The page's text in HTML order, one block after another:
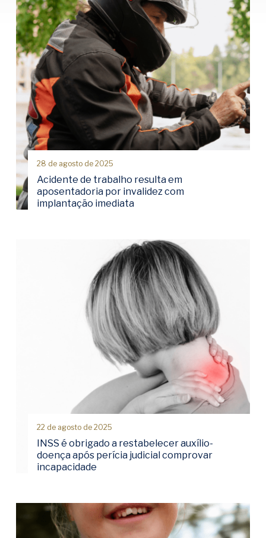
28 de agosto de 2025
Acidente de trabalho resulta em
aposentadoria por invalidez com
implantação imediata
22 de agosto de 2025
INSS é obrigado a restabelecer auxílio-
doença após perícia judicial comprovar
incapacidade